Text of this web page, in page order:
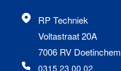
RP Techniek
Voltastraat 20A
7006 RV Doetinchem
0315 23 00 02